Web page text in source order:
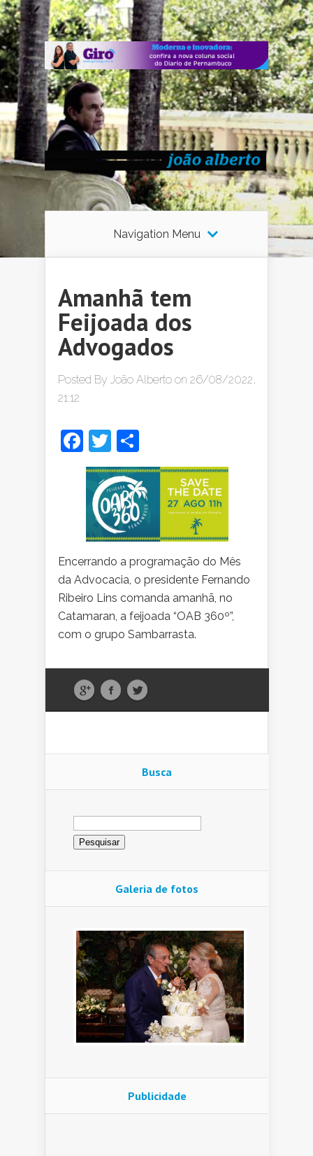
Navigation Menu
Amanhã tem
Feijoada dos
Advogados
Posted By João Alberto on 26/08/2022,
21:12
Facebook
Twitter
Encerrando a programação do Mês
da Advocacia, o presidente Fernando
Ribeiro Lins comanda amanhã, no
Catamaran, a feijoada “OAB 360º”,
com o grupo Sambarrasta.
Busca
Pesquisar
por:
Galeria de fotos
Publicidade